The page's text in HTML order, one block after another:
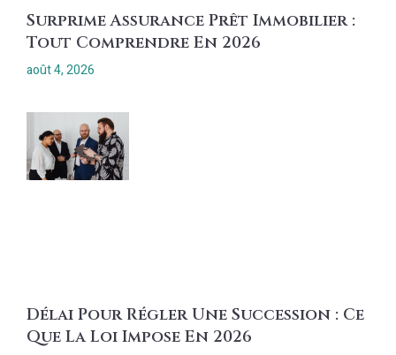
Surprime Assurance Prêt Immobilier :
Tout Comprendre En 2026
août 4, 2026
Délai Pour Régler Une Succession : Ce
Que La Loi Impose En 2026